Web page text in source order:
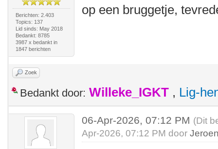
Berichten: 2.403
Topics: 137
Lid sinds: May 2018
Bedankt: 8785
3987 x bedankt in
1847 berichten
op een bruggetje,
Zoek
Bedankt door: Willeke_IGKT , Lig-
06-Apr-2026, 07:12 PM (Dit
Apr-2026, 07:12 PM door